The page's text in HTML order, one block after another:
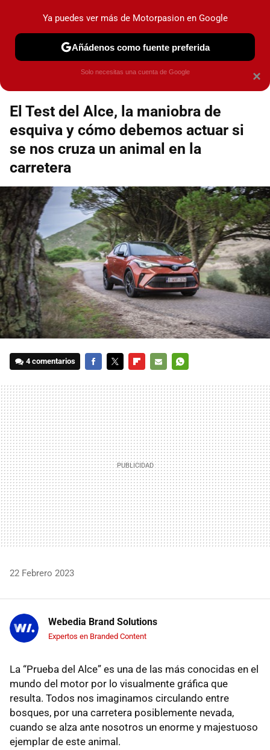
marca que se menciona
Espacio Toyota
El Test del Alce, la maniobra de
esquiva y cómo debemos actuar si
se nos cruza un animal en la
carretera
4 comentarios
MAIL
22 Febrero 2023
Webedia Brand Solutions
Expertos en Branded Content
La “Prueba del Alce” es una de las más conocidas en el
mundo del motor por lo visualmente gráfica que
resulta. Todos nos imaginamos circulando entre
bosques, por una carretera posiblemente nevada,
cuando se alza ante nosotros un enorme y majestuoso
ejemplar de este animal.
×
Ya puedes ver más de Motorpasion en Google
Añádenos como fuente preferida
Solo necesitas una cuenta de Google